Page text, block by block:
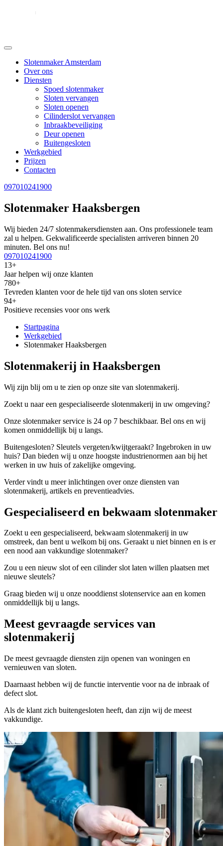
Slotenmaker Amsterdam
Over ons
Diensten
Spoed slotenmaker
Sloten vervangen
Sloten openen
Cilinderslot vervangen
Inbraakbeveiliging
Deur openen
Buitengesloten
Werkgebied
Prijzen
Contacten
097010241900
Slotenmaker Haaksbergen
Wij bieden 24/7 slotenmakersdiensten aan. Ons professionele team
zal u helpen. Gekwalificeerde specialisten arriveren binnen 20
minuten. Bel ons nu!
097010241900
13+
Jaar helpen wij onze klanten
780+
Tevreden klanten voor de hele tijd van ons sloten service
94+
Positieve recensies voor ons werk
Startpagina
Werkgebied
Slotenmaker Haaksbergen
Slotenmakerij in Haaksbergen
Wij zijn blij om u te zien op onze site van slotenmakerij.
Zoekt u naar een gespecialiseerde slotenmakerij in uw omgeving?
Onze slotenmaker service is 24 op 7 beschikbaar. Bel ons en wij
komen onmiddellijk bij u langs.
Buitengesloten? Sleutels vergeten/kwijtgeraakt? Ingebroken in uw
huis? Dan bieden wij u onze hoogste industrienormen aan bij het
werken in uw huis of zakelijke omgeving.
Verder vindt u meer inlichtingen over onze diensten van
slotenmakerij, artikels en preventieadvies.
Gespecialiseerd en bekwaam slotenmaker
Zoekt u een gespecialiseerd, bekwaam slotenmakerij in uw
omstreek, dan bent u welkom bij ons. Geraakt u niet binnen en is er
een nood aan vakkundige slotenmaker?
Zou u een nieuw slot of een cilinder slot laten willen plaatsen met
nieuwe sleutels?
Graag bieden wij u onze nooddienst slotenservice aan en komen
onmiddellijk bij u langs.
Meest gevraagde services van
slotenmakerij
De meest gevraagde diensten zijn openen van woningen en
vernieuwen van sloten.
Daarnaast hebben wij de functie interventie voor na de inbraak of
defect slot.
Als de klant zich buitengesloten heeft, dan zijn wij de meest
vakkundige.